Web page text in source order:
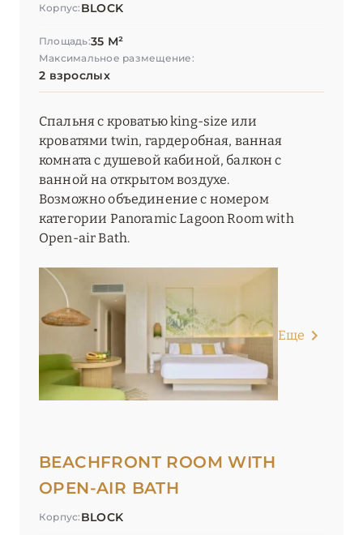
Корпус: BLOCK
Площадь:35 М²
Максимальное размещение:
2 взрослых
Спальня с кроватью king-size или
кроватями twin, гардеробная, ванная
комната с душевой кабиной, балкон с
ванной на открытом воздухе.
Возможно объединение с номером
категории Panoramic Lagoon Room with
Open-air Bath.
Еще
BEACHFRONT ROOM WITH
OPEN-AIR BATH
Корпус: BLOCK